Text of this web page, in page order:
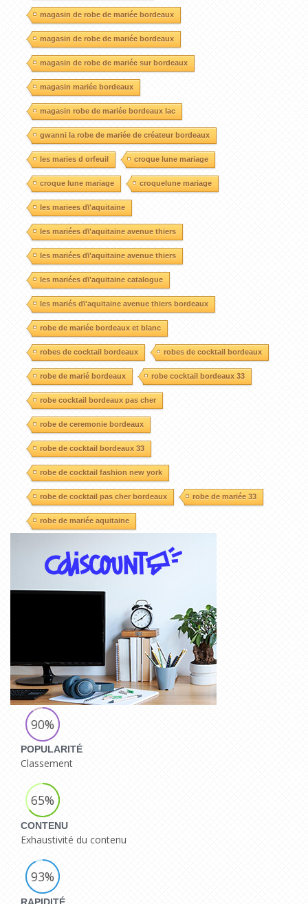
magasin de robe de mariée bordeaux
magasin de robe de mariée bordeaux
magasin de robe de mariée sur bordeaux
magasin mariée bordeaux
magasin robe de mariée bordeaux lac
gwanni la robe de mariée de créateur bordeaux
les maries d orfeuil croque lune mariage
croque lune mariage croquelune mariage
les mariees d\'aquitaine
les mariées d\'aquitaine avenue thiers
les mariées d\'aquitaine avenue thiers
les mariées d\'aquitaine catalogue
les mariés d\'aquitaine avenue thiers bordeaux
robe de mariée bordeaux et blanc
robes de cocktail bordeaux robes de cocktail bordeaux
robe de marié bordeaux robe cocktail bordeaux 33
robe cocktail bordeaux pas cher
robe de ceremonie bordeaux
robe de cocktail bordeaux 33
robe de cocktail fashion new york
robe de cocktail pas cher bordeaux robe de mariée 33
robe de mariée aquitaine
90%
POPULARITÉ
Classement
65%
CONTENU
Exhaustivité du contenu
93%
RAPIDITÉ